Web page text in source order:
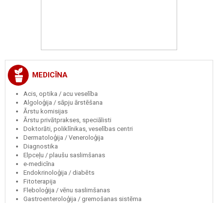
MEDICĪNA
Acis, optika / acu veselība
Algoloģija / sāpju ārstēšana
Ārstu komisijas
Ārstu privātprakses, speciālisti
Doktorāti, poliklīnikas, veselības centri
Dermatoloģija / Veneroloģija
Diagnostika
Elpceļu / plaušu saslimšanas
e-medicīna
Endokrinoloģija / diabēts
Fitoterapija
Fleboloģija / vēnu saslimšanas
Gastroenteroloģija / gremošanas sistēma